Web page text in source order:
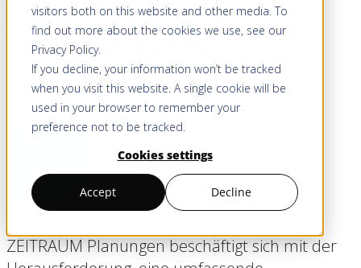
visitors both on this website and other media. To
find out more about the cookies we use, see our
Privacy Policy.
If you decline, your information won’t be tracked
when you visit this website. A single cookie will be
used in your browser to remember your
preference not to be tracked.
Cookies settings
Accept Decline
ZEITRAUM Planungen:
Ortsplanungsrevision und
Quartieranalyse mit LUUCY
ZEITRAUM Planungen beschäftigt sich mit der